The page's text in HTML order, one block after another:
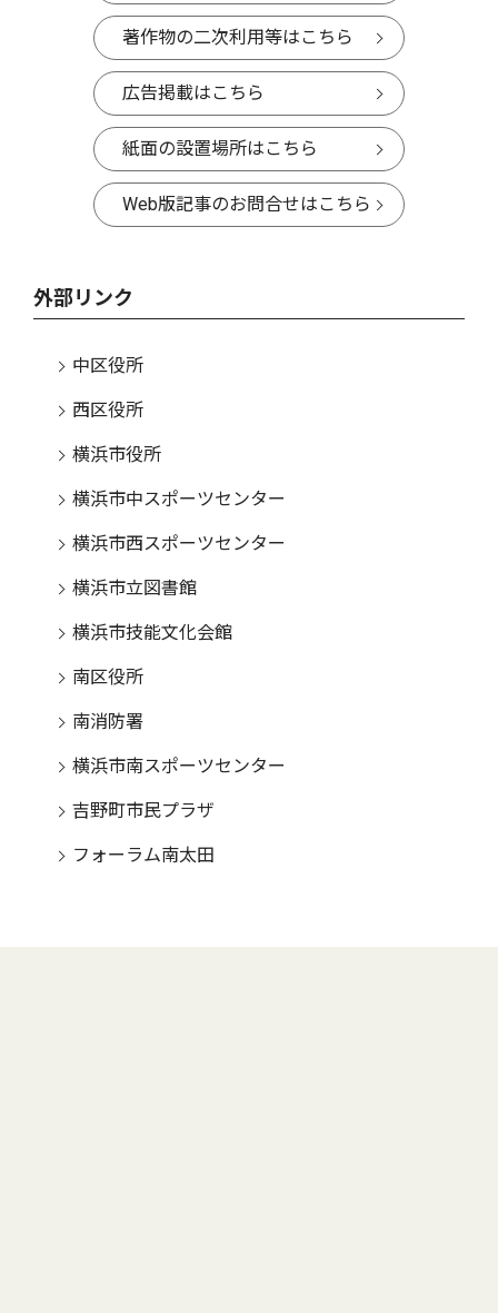
著作物の二次利用等はこちら
広告掲載はこちら
紙面の設置場所はこちら
Web版記事のお問合せはこちら
外部リンク
中区役所
西区役所
横浜市役所
横浜市中スポーツセンター
横浜市西スポーツセンター
横浜市立図書館
横浜市技能文化会館
南区役所
南消防署
横浜市南スポーツセンター
吉野町市民プラザ
フォーラム南太田